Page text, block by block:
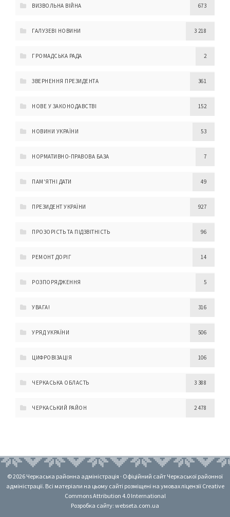
ВИЗВОЛЬНА ВІЙНА 673
ГАЛУЗЕВІ НОВИНИ 3 218
ГРОМАДСЬКА РАДА 2
ЗВЕРНЕННЯ ПРЕЗИДЕНТА 361
НОВЕ У ЗАКОНОДАВСТВІ 152
НОВИНИ УКРАЇНИ 53
НОРМАТИВНО-ПРАВОВА БАЗА 7
ПАМ'ЯТНІ ДАТИ 49
ПРЕЗИДЕНТ УКРАЇНИ 927
ПРОЗОРІСТЬ ТА ПІДЗВІТНІСТЬ 96
РЕМОНТ ДОРІГ 14
РОЗПОРЯДЖЕННЯ 5
УВАГА! 316
УРЯД УКРАЇНИ 506
ЦИФРОВІЗАЦІЯ 106
ЧЕРКАСЬКА ОБЛАСТЬ 3 388
ЧЕРКАСЬКИЙ РАЙОН 2 478
© 2026 Черкаська районна адміністрація · Офіційний сайт Черкаської районної
адміністрації. Всі матеріали на цьому сайті розміщені на умовах ліцензії Creative
Commons Attribution 4.0 International
Розробка сайту: webseta.com.ua